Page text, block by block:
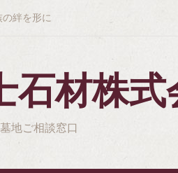
絆を形に
石材株式
地ご相談窓口